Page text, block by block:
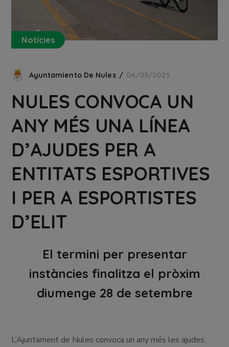
Notícies
Ayuntamiento De Nules 04/09/2025
NULES CONVOCA UN
ANY MÉS UNA LÍNEA
D’AJUDES PER A
ENTITATS ESPORTIVES
I PER A ESPORTISTES
D’ELIT
El termini per presentar
instàncies finalitza el pròxim
diumenge 28 de setembre
L’Ajuntament de Nules convoca un any més les ajudes